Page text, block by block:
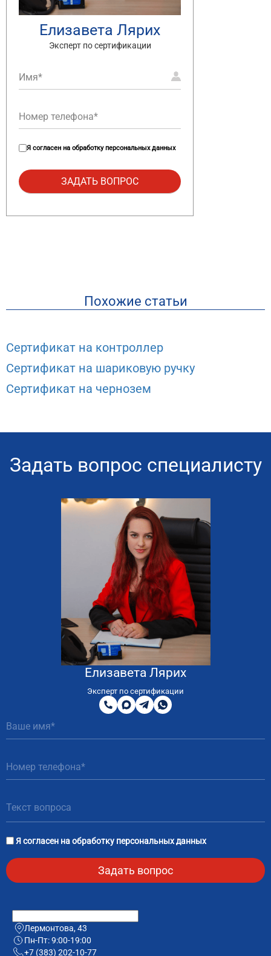
Елизавета Лярих
Эксперт по сертификации
Я согласен на обработку персональных данных
Похожие статьи
Сертификат на контроллер
Сертификат на шариковую ручку
Сертификат на чернозем
Задать вопрос специалисту
Елизавета Лярих
Эксперт по сертификации
8
800
200
51
MAXTelegram
WhatsApp
Я согласен наобработку персональных данных
Лермонтова, 43
Пн-Пт: 9:00-19:00
+7 (383) 202-10-77